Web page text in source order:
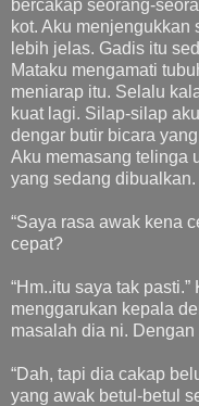
bercakap seorang-
kot. Aku
lebih jelas. Gadis itu
Mataku mengamati
meniarap itu. Selalu
kuat lagi. Silap-silap
dengar butir bicara
Aku memasang telinga
yang sedang dibualkan.
“Saya rasa awak kena
cepat?
“Hm..itu saya tak
menggarukan kepala
masalah dia ni.
“Dah, tapi dia cakap
yang awak betul-betul